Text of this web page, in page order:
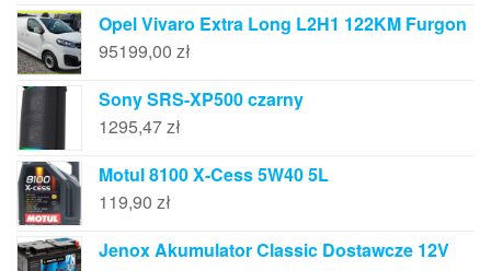
Opel Vivaro Extra Long L2H1 122KM Furgon
95199,00 zł
Sony SRS-XP500 czarny
1295,47zł
Motul 8100 X-Cess 5W40 5L
119,90 zł
Jenox Akumulator Classic Dostawcze 12V